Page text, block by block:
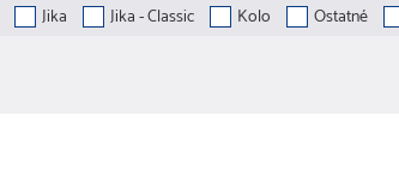
Jika Jika - Classic Kolo Ostatné